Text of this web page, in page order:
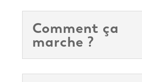
Comment ça
marche ?